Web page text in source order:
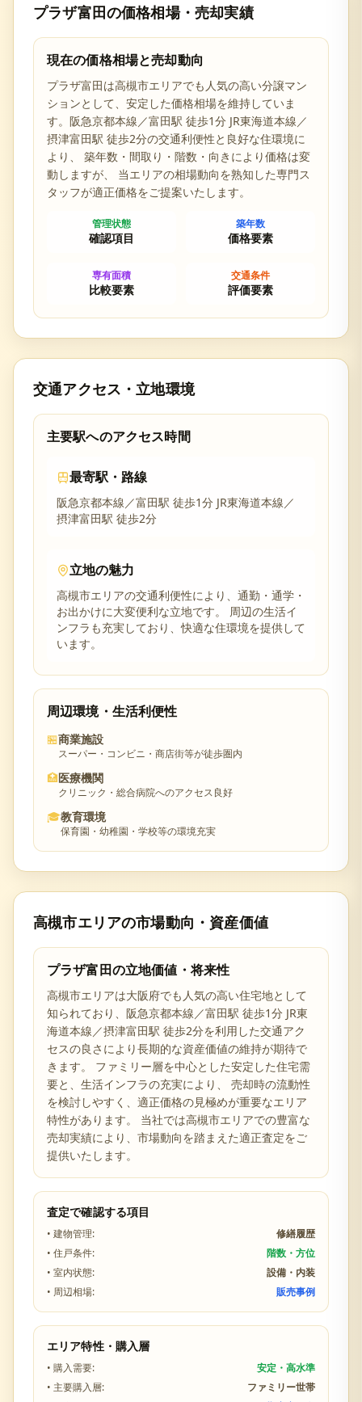
プラザ富田 の価格相場・売却実績
現在の価格相場と売却動向
プラザ富田は高槻市エリアでも人気の高い分譲マン
ションとして、安定した価格相場を維持していま
す。 阪急京都本線／富田駅 徒歩1分 JR東海道本線／
摂津富田駅 徒歩2分の交通利便性と 良好な住環境に
より、 築年数・間取り・階数・向きにより価格は変
動しますが、 当エリアの相場動向を熟知した専門ス
タッフが適正価格をご提案いたします。
管理状態
確認項目
築年数
価格要素
専有面積
比較要素
交通条件
評価要素
交通アクセス・立地環境
主要駅へのアクセス時間
最寄駅・路線
阪急京都本線／富田駅 徒歩1分 JR東海道本線／
摂津富田駅 徒歩2分
立地の魅力
高槻市エリアの交通利便性により、通勤・通学・
お出かけに大変便利な立地です。 周辺の生活イ
ンフラも充実しており、快適な住環境を提供して
います。
周辺環境・生活利便性
🏪商業施設
スーパー・コンビニ・商店街等が徒歩圏内
🏥医療機関
クリニック・総合病院へのアクセス良好
🎓教育環境
保育園・幼稚園・学校等の環境充実
高槻市エリアの市場動向・資産価値
プラザ富田の立地価値・将来性
高槻市エリアは大阪府でも人気の高い住宅地として
知られており、 阪急京都本線／富田駅 徒歩1分 JR東
海道本線／摂津富田駅 徒歩2分を利用した交通アク
セスの良さ により長期的な資産価値の維持が期待で
きます。 ファミリー層を中心とした安定した住宅需
要と、生活インフラの充実により、 売却時の流動性
を検討しやすく、適正価格の見極めが重要なエリア
特性があります。 当社では高槻市エリアでの豊富な
売却実績により、市場動向を踏まえた適正査定をご
提供いたします。
査定で確認する項目
• 建物管理:
修繕履歴
• 住戸条件:
階数・方位
• 室内状態:
設備・内装
• 周辺相場:
販売事例
エリア特性・購入層
• 購入需要:
安定・高水準
• 主要購入層:
ファミリー世帯